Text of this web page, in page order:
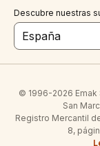
Descubre nuestras
España
© 1996-2026 Emak
San
Registro Mercantil
8,